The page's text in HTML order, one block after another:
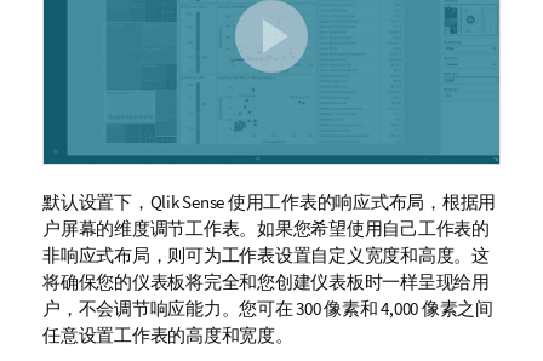
默认设置下， Qlik Sense使用工作表的响应式布局，根据用
户屏幕的维度调节工作表。如果您希望使用自己工作表的
非响应式布局，则可为工作表设置自定义宽度和高度。这
将确保您的仪表板将完全和您创建仪表板时一样呈现给用
户，不会调节响应能力。您可在 300 像素和 4,000 像素之间
任意设置工作表的高度和宽度。